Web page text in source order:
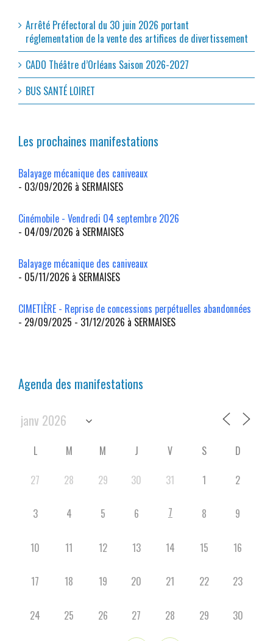
Arrêté Préfectoral du 30 juin 2026 portant
réglementation de la vente des artifices de divertissement
CADO Théâtre d’Orléans Saison 2026-2027
BUS SANTÉ LOIRET
Les prochaines manifestations
Balayage mécanique des caniveaux
- 03/09/2026 à SERMAISES
Cinémobile - Vendredi 04 septembre 2026
- 04/09/2026 à SERMAISES
Balayage mécanique des caniveaux
- 05/11/2026 à SERMAISES
CIMETIÈRE - Reprise de concessions perpétuelles abandonnées
- 29/09/2025 - 31/12/2026 à SERMAISES
Agenda des manifestations
L M M J V S
D
27
28 29 30 31 1 2
3 4 5 6 7 8 9
10 11 12 13 14 15 16
17 18 19 20 21 22 23
24 25 26 27 28 29 30